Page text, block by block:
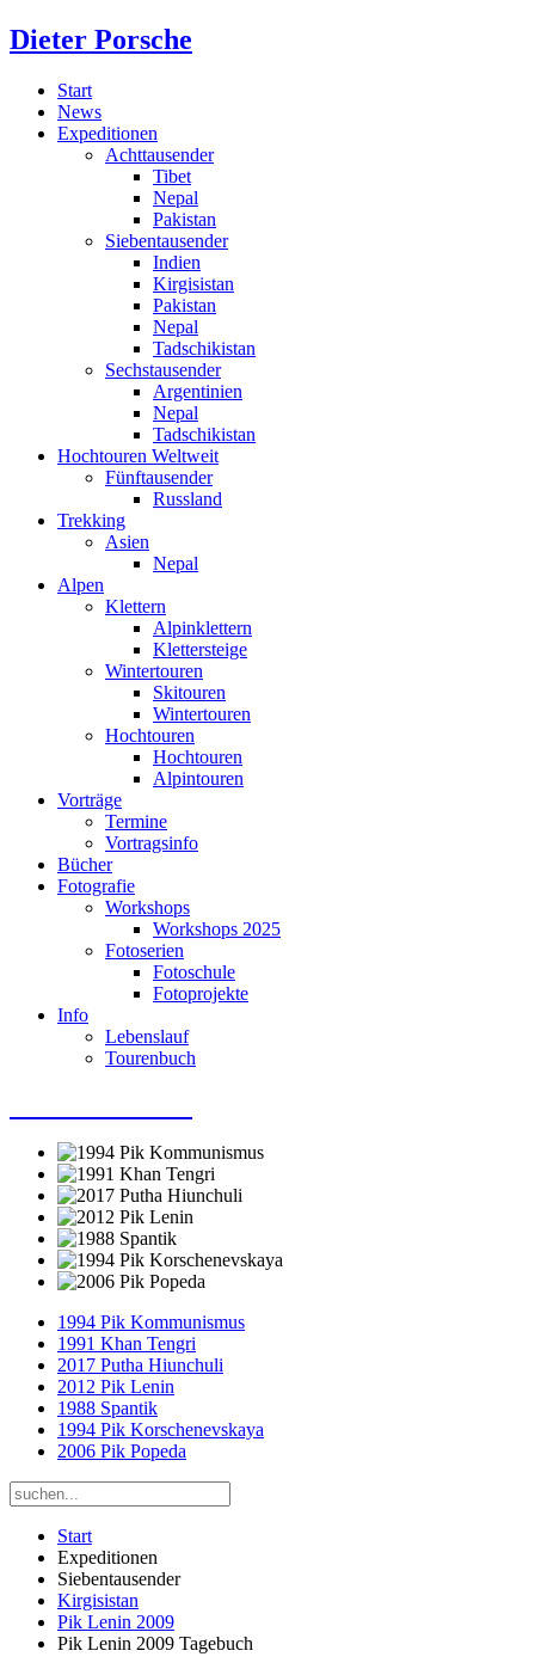
Dieter Porsche
Start
News
Expeditionen
Achttausender
Tibet
Nepal
Pakistan
Siebentausender
Indien
Kirgisistan
Pakistan
Nepal
Tadschikistan
Sechstausender
Argentinien
Nepal
Tadschikistan
Hochtouren Weltweit
Fünftausender
Russland
Trekking
Asien
Nepal
Alpen
Klettern
Alpinklettern
Klettersteige
Wintertouren
Skitouren
Wintertouren
Hochtouren
Hochtouren
Alpintouren
Vorträge
Termine
Vortragsinfo
Bücher
Fotografie
Workshops
Workshops 2025
Fotoserien
Fotoschule
Fotoprojekte
Info
Lebenslauf
Tourenbuch
1994 Pik Kommunismus
1991 Khan Tengri
2017 Putha Hiunchuli
2012 Pik Lenin
1988 Spantik
1994 Pik Korschenevskaya
2006 Pik Popeda
Start
Expeditionen
Siebentausender
Kirgisistan
Pik Lenin 2009
Pik Lenin 2009 Tagebuch